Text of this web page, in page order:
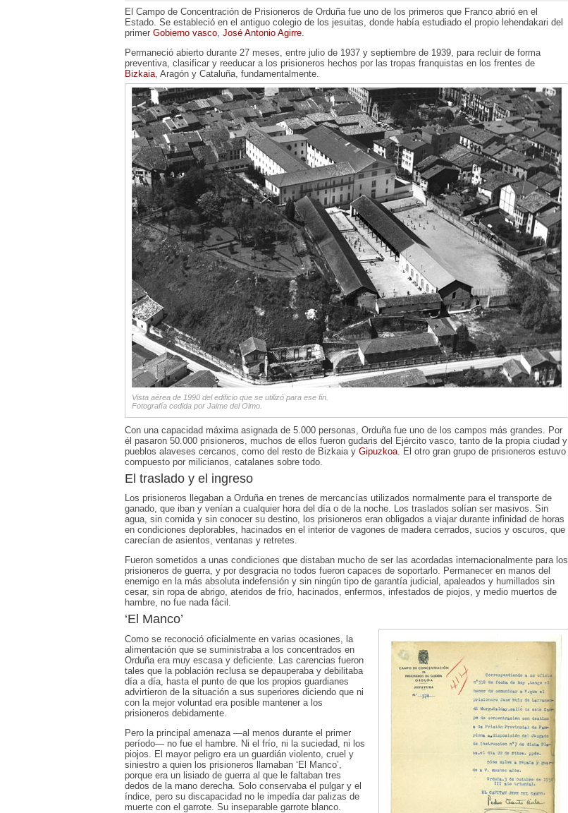
El Campo de Concentración de Prisioneros de Orduña fue uno de los primeros que Franco abrió en el
Estado. Se estableció en el antiguo colegio de los jesuitas, donde había estudiado el propio lehendakari del
primer Gobierno vasco José Antonio Agirre
Permaneció abierto durante 27 meses, entre julio de 1937 y septiembre de 1939, para recluir de forma
preventiva, clasificar y reeducar a los prisioneros hechos por las tropas franquistas en los frentes de
Bizkaia , Aragón y Cataluña, fundamentalmente.
Vista aérea de 1990 del edificio que se utilizó para ese fin.
Fotografía cedida por Jaime del Olmo.
Con una capacidad máxima asignada de 5.000 personas, Orduña fue uno de los campos más grandes. Por
él pasaron 50.000 prisioneros, muchos de ellos fueron gudaris del Ejército vasco, tanto de la propia ciudad y
pueblos alaveses cercanos, como del resto de Bizkaia y Gipuzkoa. El otro gran grupo de prisioneros estuvo
compuesto por milicianos, catalanes sobre todo.
El traslado y el ingreso
Los prisioneros llegaban a Orduña en trenes de mercancías utilizados normalmente para el transporte de
ganado, que iban y venían a cualquier hora del día o de la noche. Los traslados solían ser masivos. Sin
agua, sin comida y sin conocer su destino, los prisioneros eran obligados a viajar durante infinidad de horas
en condiciones deplorables, hacinados en el interior de vagones de madera cerrados, sucios y oscuros, que
carecían de asientos, ventanas y retretes.
Fueron sometidos a unas condiciones que distaban mucho de ser las acordadas internacionalmente para los
prisioneros de guerra, y por desgracia no todos fueron capaces de soportarlo. Permanecer en manos del
enemigo en la más absoluta indefensión y sin ningún tipo de garantía judicial, apaleados y humillados sin
cesar, sin ropa de abrigo, ateridos de frío, hacinados, enfermos, infestados de piojos, y medio muertos de
hambre, no fue nada fácil.
‘El Manco’
Como se reconoció oficialmente en varias ocasiones, la
alimentación que se suministraba a los concentrados en
Orduña era muy escasa y deficiente. Las carencias fueron
tales que la población reclusa se depauperaba y debilitaba
día a día, hasta el punto de que los propios guardianes
advirtieron de la situación a sus superiores diciendo que ni
con la mejor voluntad era posible mantener a los
prisioneros debidamente.
Pero la principal amenaza —al menos durante el primer
período— no fue el hambre. Ni el frío, ni la suciedad, ni los
piojos. El mayor peligro era un guardián violento, cruel y
siniestro a quien los prisioneros llamaban ‘El Manco’,
porque era un lisiado de guerra al que le faltaban tres
dedos de la mano derecha. Solo conservaba el pulgar y el
índice, pero su discapacidad no le impedía dar palizas de
muerte con el garrote. Su inseparable garrote blanco.